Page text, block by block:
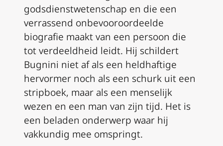
godsdienstwetenschap en die een
verrassend onbevooroordeelde
biografie maakt van een persoon die
tot verdeeldheid leidt. Hij schildert
Bugnini niet af als een heldhaftige
hervormer noch als een schurk uit een
stripboek, maar als een menselijk
wezen en een man van zijn tijd. Het is
een beladen onderwerp waar hij
vakkundig mee omspringt.